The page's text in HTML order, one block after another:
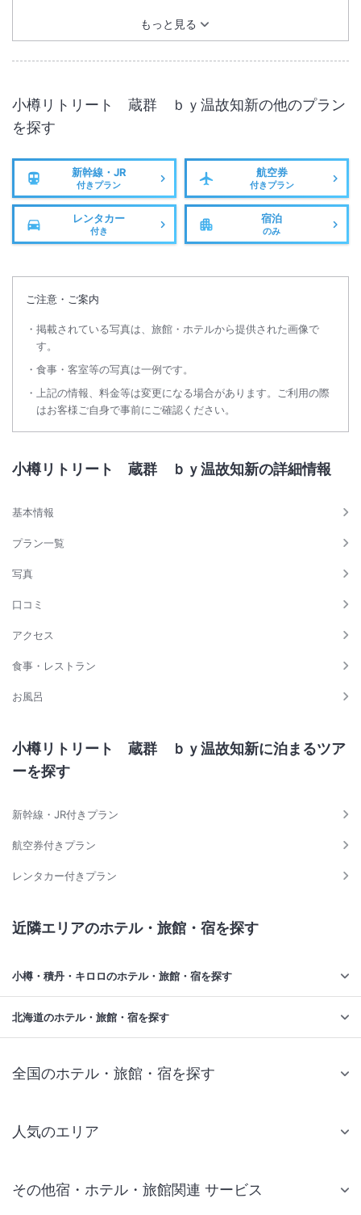
もっと見る
小樽リトリート 蔵群 ｂｙ温故知新の他のプラン
を探す
新幹線・JR
付きプラン
航空券
付きプラン
レンタカー
付き
宿泊
のみ
ご注意・ご案内
掲載されている写真は、旅館・ホテルから提供された画像で
す。
食事・客室等の写真は一例です。
上記の情報、料金等は変更になる場合があります。ご利用の際
はお客様ご自身で事前にご確認ください。
小樽リトリート 蔵群 ｂｙ温故知新の詳細情報
基本情報
プラン一覧
写真
口コミ
アクセス
食事・レストラン
お風呂
小樽リトリート 蔵群 ｂｙ温故知新に泊まるツア
ーを探す
新幹線・JR付きプラン
航空券付きプラン
レンタカー付きプラン
近隣エリアのホテル・旅館・宿を探す
小樽・積丹・キロロのホテル・旅館・宿を探す
北海道のホテル・旅館・宿を探す
全国のホテル・旅館・宿を探す
人気のエリア
仙台 ホテル
その他宿・ホテル・旅館関連 サービス